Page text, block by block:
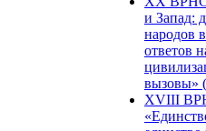
и Запад:
народов
ответов
вызовы»
XVIII